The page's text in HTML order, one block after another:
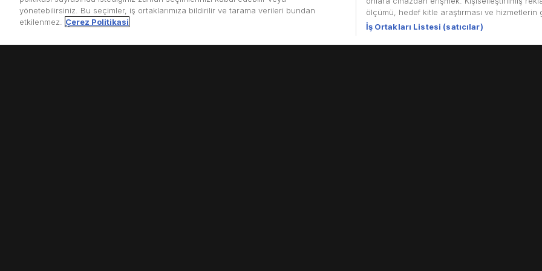
Konu: Çin’in kuzeybatısındaki Ningşia Huy Özerk Bölgesi’nde, Helan Dağları’nın doğu eteklerinde yer alan
Çölü nesiller boyunca süren çabalarla canlı bağlara dönüşür. Bu belgesel, kum ve taşların arasında üzüm
yönetebilirsiniz. Bu seçimler, iş ortaklarımıza bildirilir ve tarama verileri bundan
etkilenmez.
Çerez Politikasi
ölçümü, hedef kitle araştırması ve hizmetlerin
İş Ortakları Listesi (satıcılar)